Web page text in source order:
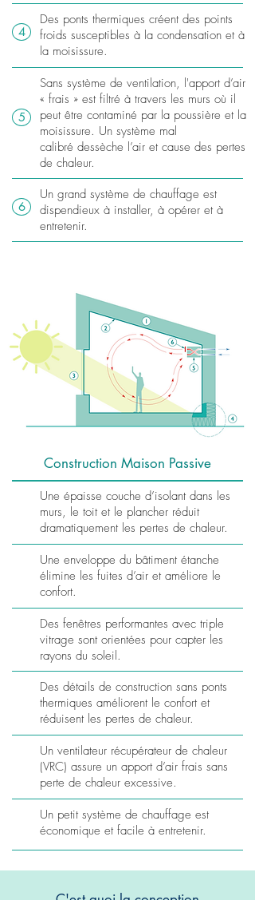
4
Des ponts thermiques créent des points
froids susceptibles à la condensation et à
la moisissure.
5
Sans système de ventilation, l'apport d’air
« frais » est filtré à travers les murs où il
peut être contaminé par la poussière et la
moisissure. Un système mal
calibré dessèche l’air et cause des pertes
de chaleur.
6
Un grand système de chauffage est
dispendieux à installer, à opérer et à
entretenir.
Construction Maison Passive
Une épaisse couche d’isolant dans les
murs, le toit et le plancher réduit
dramatiquement les pertes de chaleur.
Une enveloppe du bâtiment étanche
élimine les fuites d’air et améliore le
confort.
Des fenêtres performantes avec triple
vitrage sont orientées pour capter les
rayons du soleil.
Des détails de construction sans ponts
thermiques améliorent le confort et
réduisent les pertes de chaleur.
Un ventilateur récupérateur de chaleur
(VRC) assure un apport d’air frais sans
perte de chaleur excessive.
Un petit système de chauffage est
économique et facile à entretenir.